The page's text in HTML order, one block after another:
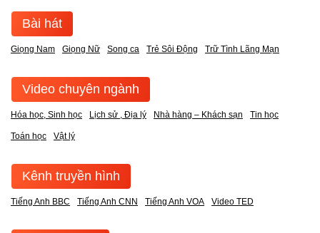
Bài hát
Giọng Nam Giọng Nữ Song ca Trẻ Sôi Động Trữ Tình Lãng Mạn
Video chuyên ngành
Hóa học, Sinh học Lịch sử , Địa lý Nhà hàng – Khách sạn Tin học
Toán học Vật lý
Kênh truyền hình
Tiếng Anh BBC Tiếng Anh CNN Tiếng Anh VOA Video TED